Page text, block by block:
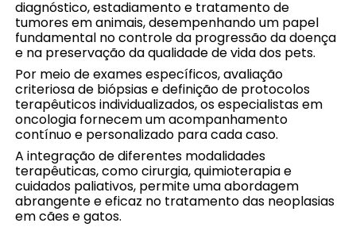
diagnóstico, estadiamento e tratamento de
tumores em animais, desempenhando um papel
fundamental no controle da progressão da doença
e na preservação da qualidade de vida dos pets.
Por meio de exames específicos, avaliação
criteriosa de biópsias e definição de protocolos
terapêuticos individualizados, os especialistas em
oncologia fornecem um acompanhamento
contínuo e personalizado para cada caso.
A integração de diferentes modalidades
terapêuticas, como cirurgia, quimioterapia e
cuidados paliativos, permite uma abordagem
abrangente e eficaz no tratamento das neoplasias
em cães e gatos.